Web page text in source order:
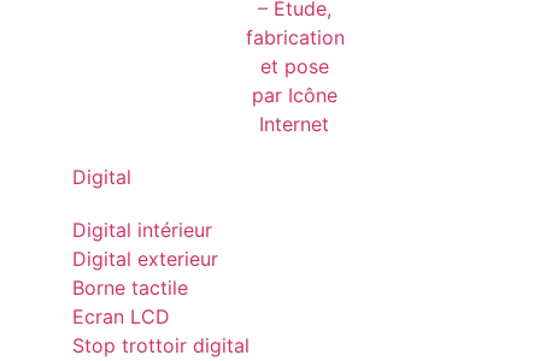
Digital
Digital intérieur
Digital exterieur
Borne tactile
Ecran LCD
Stop trottoir digital